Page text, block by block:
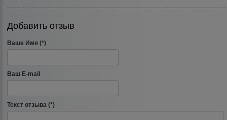
Добавить отзыв
Ваше Имя (*)
Ваш E-mail
Текст отзыва (*)